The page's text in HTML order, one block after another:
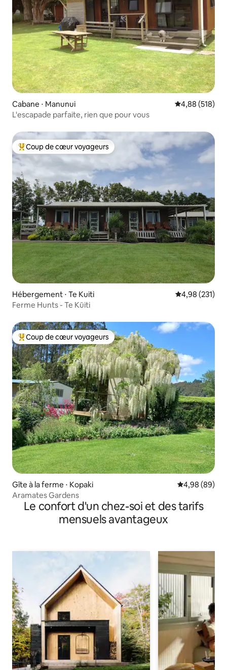
Cabane ⋅ Manunui Évaluation
4,88 (518)
L'escapade parfaite, rien que pour vous
Coups de cœur voyageurs les plus appréciés
Coup de cœur voyageurs
Hébergement ⋅ Te Kuiti Évaluation
4,98 (231)
Ferme Hunts - Te Kūiti
Coups de cœur voyageurs les plus appréciés
Coup de cœur voyageurs
Gîte à la ferme ⋅ Kopaki Évaluation
4,98 (89)
Aramates Gardens
Le confort d'un chez-soi et des tarifs
mensuels avantageux